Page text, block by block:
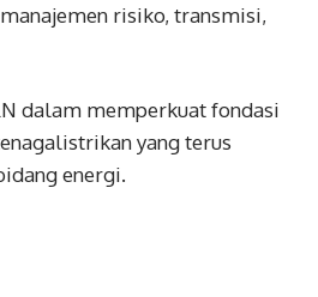
risiko, transmisi,
dalam memperkuat fondasi
yang terus
energi.